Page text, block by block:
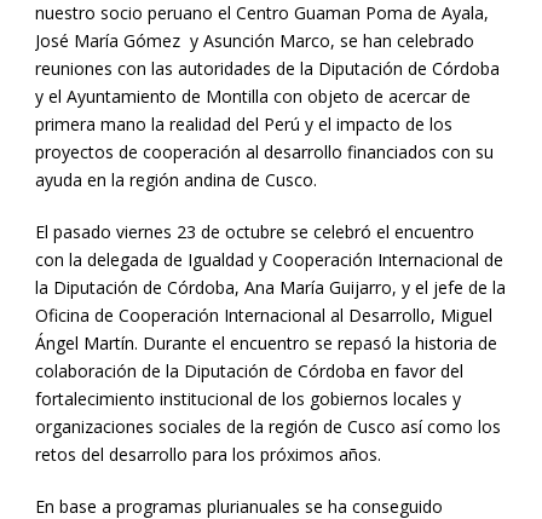
nuestro socio peruano el Centro Guaman Poma de Ayala,
José María Gómez y Asunción Marco, se han celebrado
reuniones con las autoridades de la Diputación de Córdoba
y el Ayuntamiento de Montilla con objeto de acercar de
primera mano la realidad del Perú y el impacto de los
proyectos de cooperación al desarrollo financiados con su
ayuda en la región andina de Cusco.
El pasado viernes 23 de octubre se celebró el encuentro
con la delegada de Igualdad y Cooperación Internacional de
la Diputación de Córdoba, Ana María Guijarro, y el jefe de la
Oficina de Cooperación Internacional al Desarrollo, Miguel
Ángel Martín. Durante el encuentro se repasó la historia de
colaboración de la Diputación de Córdoba en favor del
fortalecimiento institucional de los gobiernos locales y
organizaciones sociales de la región de Cusco así como los
retos del desarrollo para los próximos años.
En base a programas plurianuales se ha conseguido